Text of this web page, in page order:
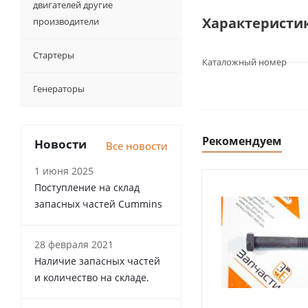
Каталожный номер
Рекомендуем
двигателей другие
производители
Стартеры
Генераторы
Новости Все новости
1 июня 2025
Поступление на склад
запасных частей Cummins
28 февраля 2021
Наличие запасных частей
и количество на складе.